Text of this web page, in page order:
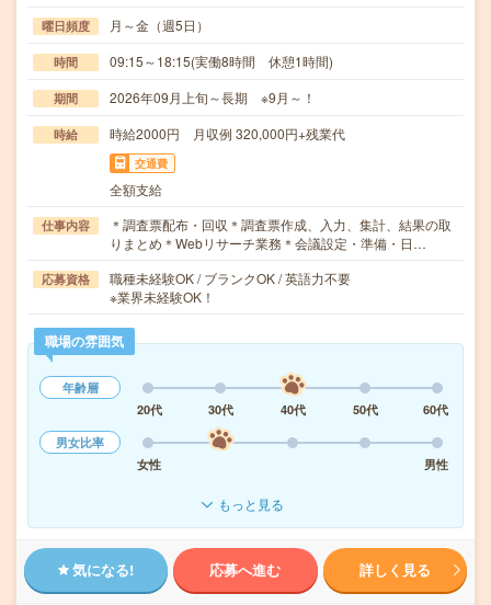
曜日頻度 月～金（週5日）
時間 09:15～18:15(実働8時間 休憩1時間)
期間 2026年09月上旬～長期 ※9月～！
時給 時給2000円 月収例 320,000円+残業代
交通費
全額支給
仕事内容
＊調査票配布・回収＊調査票作成、入力、集計、結果の取
りまとめ＊Webリサーチ業務＊会議設定・準備・日…
応募資格
職種未経験OK / ブランクOK / 英語力不要
※業界未経験OK！
職場の雰囲気
年齢層
20代
30代 40代 50代
60代
男女比率
女性
男性
もっと見る
気になる! 応募へ進む 詳しく見る